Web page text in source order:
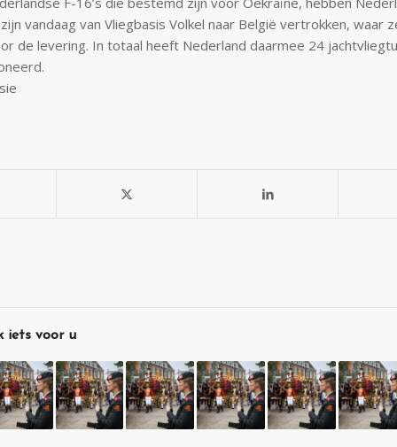
vandaag van Vliegbasis Volkel naar België vertrokken, waar
de levering. In totaal heeft Nederland daarmee 24
iets voor u